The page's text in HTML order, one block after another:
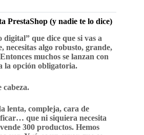
PrestaShop (y nadie te lo dice)
digital” que dice que si vas a
necesitas algo robusto, grande,
muchos se lanzan con
la opción obligatoria.
cabeza.
lenta, compleja, cara de
que ni siquiera necesita
300 productos. Hemos